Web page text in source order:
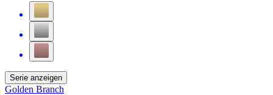
Serie anzeigen
Golden Branch